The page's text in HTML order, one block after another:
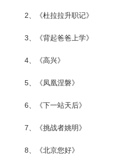
2、《杜拉拉升职记》
3、《背起爸爸上学》
4、《高兴》
5、《凤凰涅磐》
6、《下一站天后》
7、《挑战者姚明》
8、《北京您好》